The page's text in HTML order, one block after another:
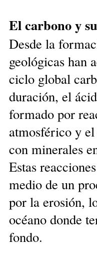
El carbono y
Desde la
geológicas han
ciclo global
duración, el
formado por
atmosférico y
con minerales
Estas
medio de un
por la erosión,
océano don­de
fondo.